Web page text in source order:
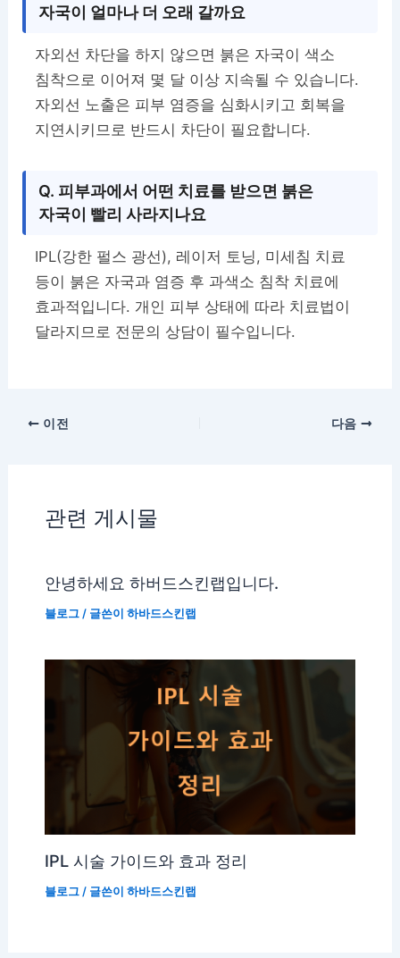
자국이 얼마나 더 오래 갈까요
자외선 차단을 하지 않으면 붉은 자국이 색소
침착으로 이어져 몇 달 이상 지속될 수 있습니다.
자외선 노출은 피부 염증을 심화시키고 회복을
지연시키므로 반드시 차단이 필요합니다.
Q. 피부과에서 어떤 치료를 받으면 붉은
자국이 빨리 사라지나요
IPL(강한 펄스 광선), 레이저 토닝, 미세침 치료
등이 붉은 자국과 염증 후 과색소 침착 치료에
효과적입니다. 개인 피부 상태에 따라 치료법이
달라지므로 전문의 상담이 필수입니다.
이전 다음
관련 게시물
안녕하세요 하버드스킨랩입니다.
블로그/ 글쓴이 하바드스킨랩
IPL 시술 가이드와 효과 정리
블로그/ 글쓴이 하바드스킨랩